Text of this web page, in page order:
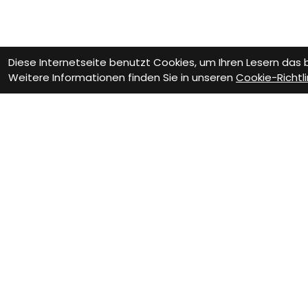
Diese Internetseite benutzt Cookies, um Ihren Lesern
Weitere Informationen finden Sie in unseren Cookie-